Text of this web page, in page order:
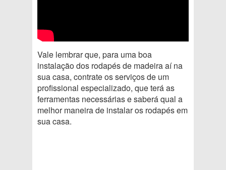
Vale lembrar que, para uma boa
instalação dos rodapés de madeira aí na
sua casa, contrate os serviços de um
profissional especializado, que terá as
ferramentas necessárias e saberá qual a
melhor maneira de instalar os rodapés em
sua casa.